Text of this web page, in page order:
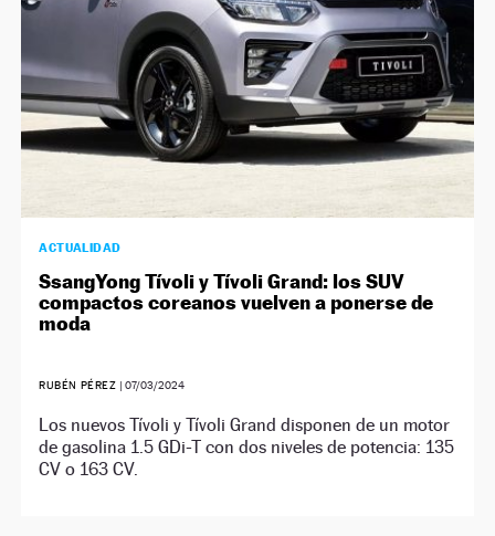
ACTUALIDAD
SsangYong Tívoli y Tívoli Grand: los SUV
compactos coreanos vuelven a ponerse de
moda
RUBÉN PÉREZ |07/03/2024
Los nuevos Tívoli y Tívoli Grand disponen de un motor
de gasolina 1.5 GDi-T con dos niveles de potencia: 135
CV o 163 CV.